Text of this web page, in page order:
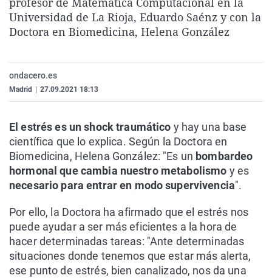
La rosa de los vientos
Gente viajera
Caso
Retornados
Extremadura
Galicia
Virales
Televisión
Universidad de La Rioja, Eduardo Saénz y con la
Doctora en Biomedicina, Helena González
ondacero.es
Madrid 27.09.2021 18:13
El estrés es un shock traumático y hay una base
científica que lo explica. Según la Doctora en
Biomedicina, Helena González: "Es un bombardeo
hormonal que cambia nuestro metabolismo y es
necesario para entrar en modo supervivencia".
Por ello, la Doctora ha afirmado que el estrés nos
puede ayudar a ser más eficientes a la hora de
hacer determinadas tareas: "Ante determinadas
situaciones donde tenemos que estar más alerta,
ese punto de estrés, bien canalizado, nos da una